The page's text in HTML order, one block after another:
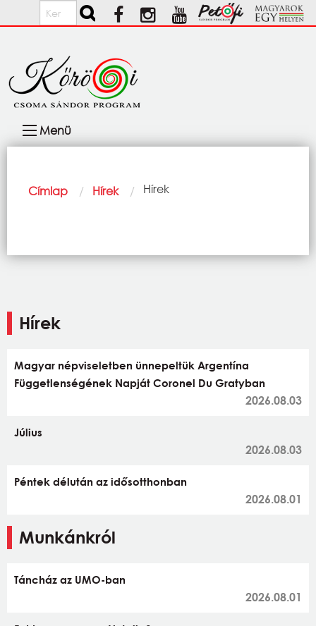
Ugrás a tartalomra
Keresés
navigáció
Menü
Morzsa
Címlap Hírek Current:
Hírek
Hírek
Magyar népviseletben ünnepeltük Argentína
Függetlenségének Napját Coronel Du Gratyban
2026.08.03
Július
2026.08.03
Péntek délután az idősotthonban
2026.08.01
Munkánkról
Táncház az UMO-ban
2026.08.01